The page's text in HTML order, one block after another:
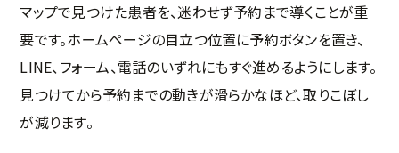
マップで見つけた患者を、迷わせず予約まで導くことが重
要です。ホームページの目立つ位置に予約ボタンを置き、
LINE、フォーム、電話のいずれにもすぐ進めるようにします。
見つけてから予約までの動きが滑らかなほど、取りこぼし
が減ります。